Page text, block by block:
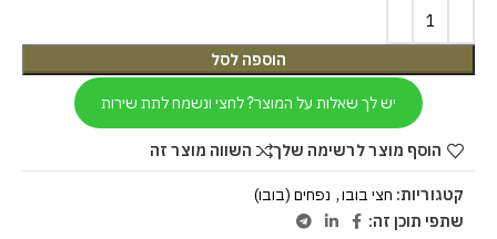
הוספה לסל
יש לך שאלות על המוצר? לחצי ונשמח לתת שירות
הוסף מוצר לרשימה שלך השווה מוצר זה
קטגוריות: חצי בובו, נפחים (בובו)
שתפי תוכן זה: